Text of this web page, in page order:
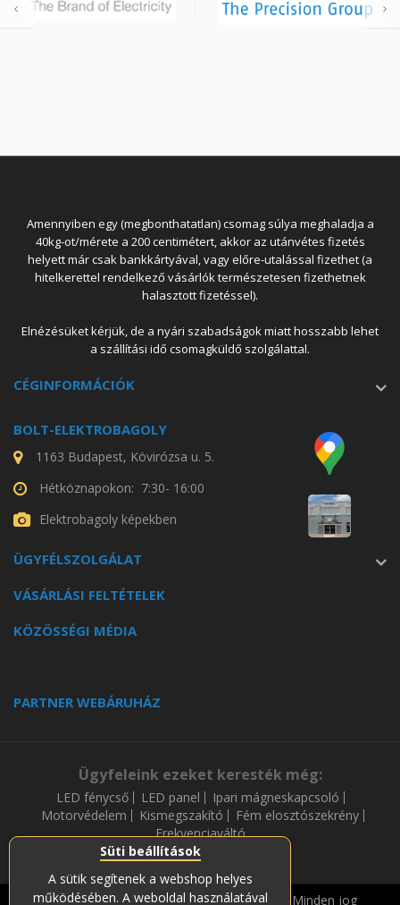
Süti beállítások
A sütik segítenek a webshop helyes
működésében. A weboldal használatával
Amennyiben egy (megbonthatatlan) csomag súlya meghaladja a
40kg-ot/mérete a 200 centimétert, akkor az utánvétes fizetés
helyett már csak bankkártyával, vagy előre-utalással fizethet (a
hitelkerettel rendelkező vásárlók természetesen fizethetnek
halasztott fizetéssel).
Elnézésüket kérjük, de a nyári szabadságok miatt hosszabb lehet
a szállítási idő csomagküldő szolgálattal.
CÉGINFORMÁCIÓK
BOLT-ELEKTROBAGOLY
1163 Budapest, Kövirózsa u. 5.
Hétköznapokon: 7:30- 16:00
Elektrobagoly képekben
ÜGYFÉLSZOLGÁLAT
VÁSÁRLÁSI FELTÉTELEK
KÖZÖSSÉGI MÉDIA
PARTNER WEBÁRUHÁZ
Ügyfeleink ezeket keresték még:
LED fénycső LED panel
Ipari mágneskapcsoló
Motorvédelem
Kismegszakító
Fém elosztószekrény
Frekvenciaváltó
Copyright © 2019-2023 Soós és Társa Zrt. Minden jog